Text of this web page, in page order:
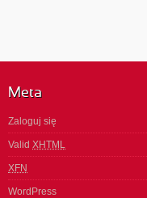
Meta
Zaloguj się
Valid XHTML
XFN
WordPress